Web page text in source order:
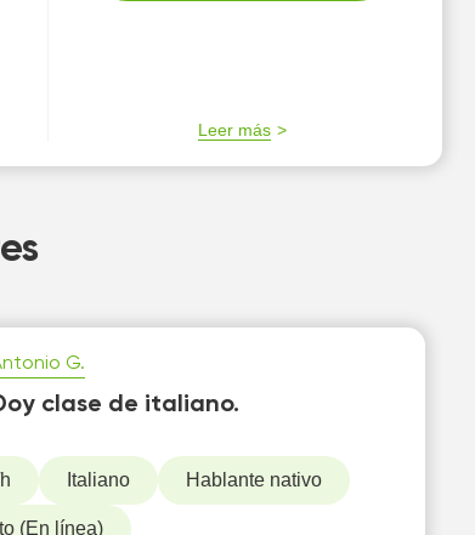
Leer más
G.
clase de italiano.
Italiano Hablante nativo
(En línea)